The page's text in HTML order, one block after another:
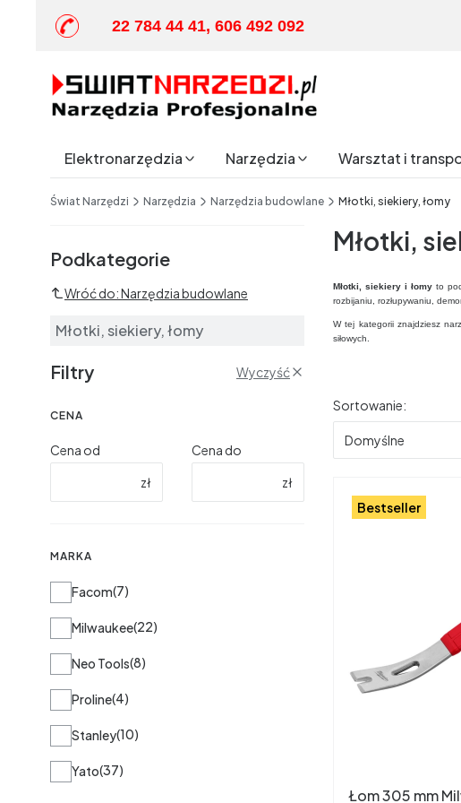
22 784 44 41, 606 492 092
Elektronarzędzia Narzędzia Warsztat i
Świat Narzędzi Narzędzia Narzędzia budowlane Młotki, siekiery, łomy
Podkategorie
Wróć do: Narzędzia budowlane
Młotki, siekiery, łomy
Filtry Wyczyść
CENA
Cena od
zł
Cena do
zł
MARKA
Marka
Facom 7
Milwaukee 22
Neo Tools 8
Proline 4
Stanley 10
Yato 37
Młotki,
Młotki, siekiery i łomy to
rozbijaniu, rozłupywaniu,
W tej kategorii znajdziesz
siłowych.
Lista
Sortowanie:
Domyślne
Bestseller
Łom 305 mm